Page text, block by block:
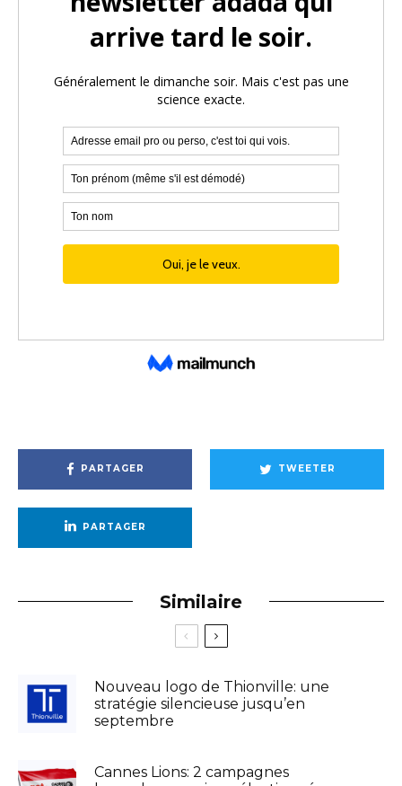
PARTAGER TWEETER
PARTAGER
Similaire
Nouveau logo de Thionville: une
stratégie silencieuse jusqu’en
septembre
Cannes Lions: 2 campagnes